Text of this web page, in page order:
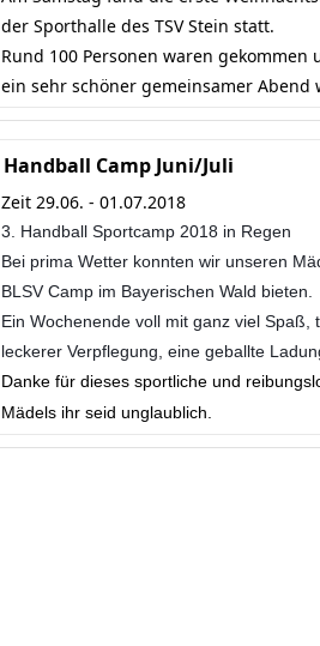
der Sporthalle des TSV Stein statt.
Rund 100 Personen waren
ein sehr schöner gemeinsamer Abend
Handball Camp Juni/Juli
Zeit 29.06. - 01.07.2018
3. Handball Sportcamp 2018 in Regen
Bei prima Wetter konnten wir unseren
BLSV Camp im Bayerischen Wald bieten.
Ein Wochenende voll mit ganz viel Spaß,
leckerer Verpflegung, eine geballte
Danke für dieses sportliche und
Mädels ihr seid unglaublich.